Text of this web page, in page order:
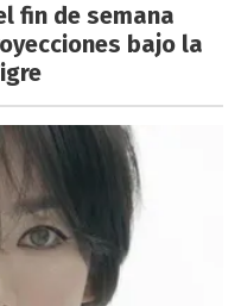
fin de semana
bajo la